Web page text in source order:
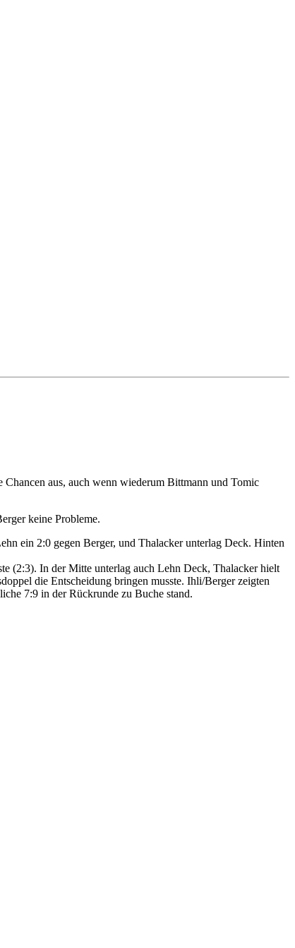
aus, auch wenn wiederum Bittmann und Tomic
keine Probleme.
ein 2:0 gegen Berger, und Thalacker unterlag Deck. Hinten
(2:3). In der Mitte unterlag auch Lehn Deck, Thalacker hielt
die Entscheidung bringen musste. Ihli/Berger zeigten
7:9 in der Rückrunde zu Buche stand.